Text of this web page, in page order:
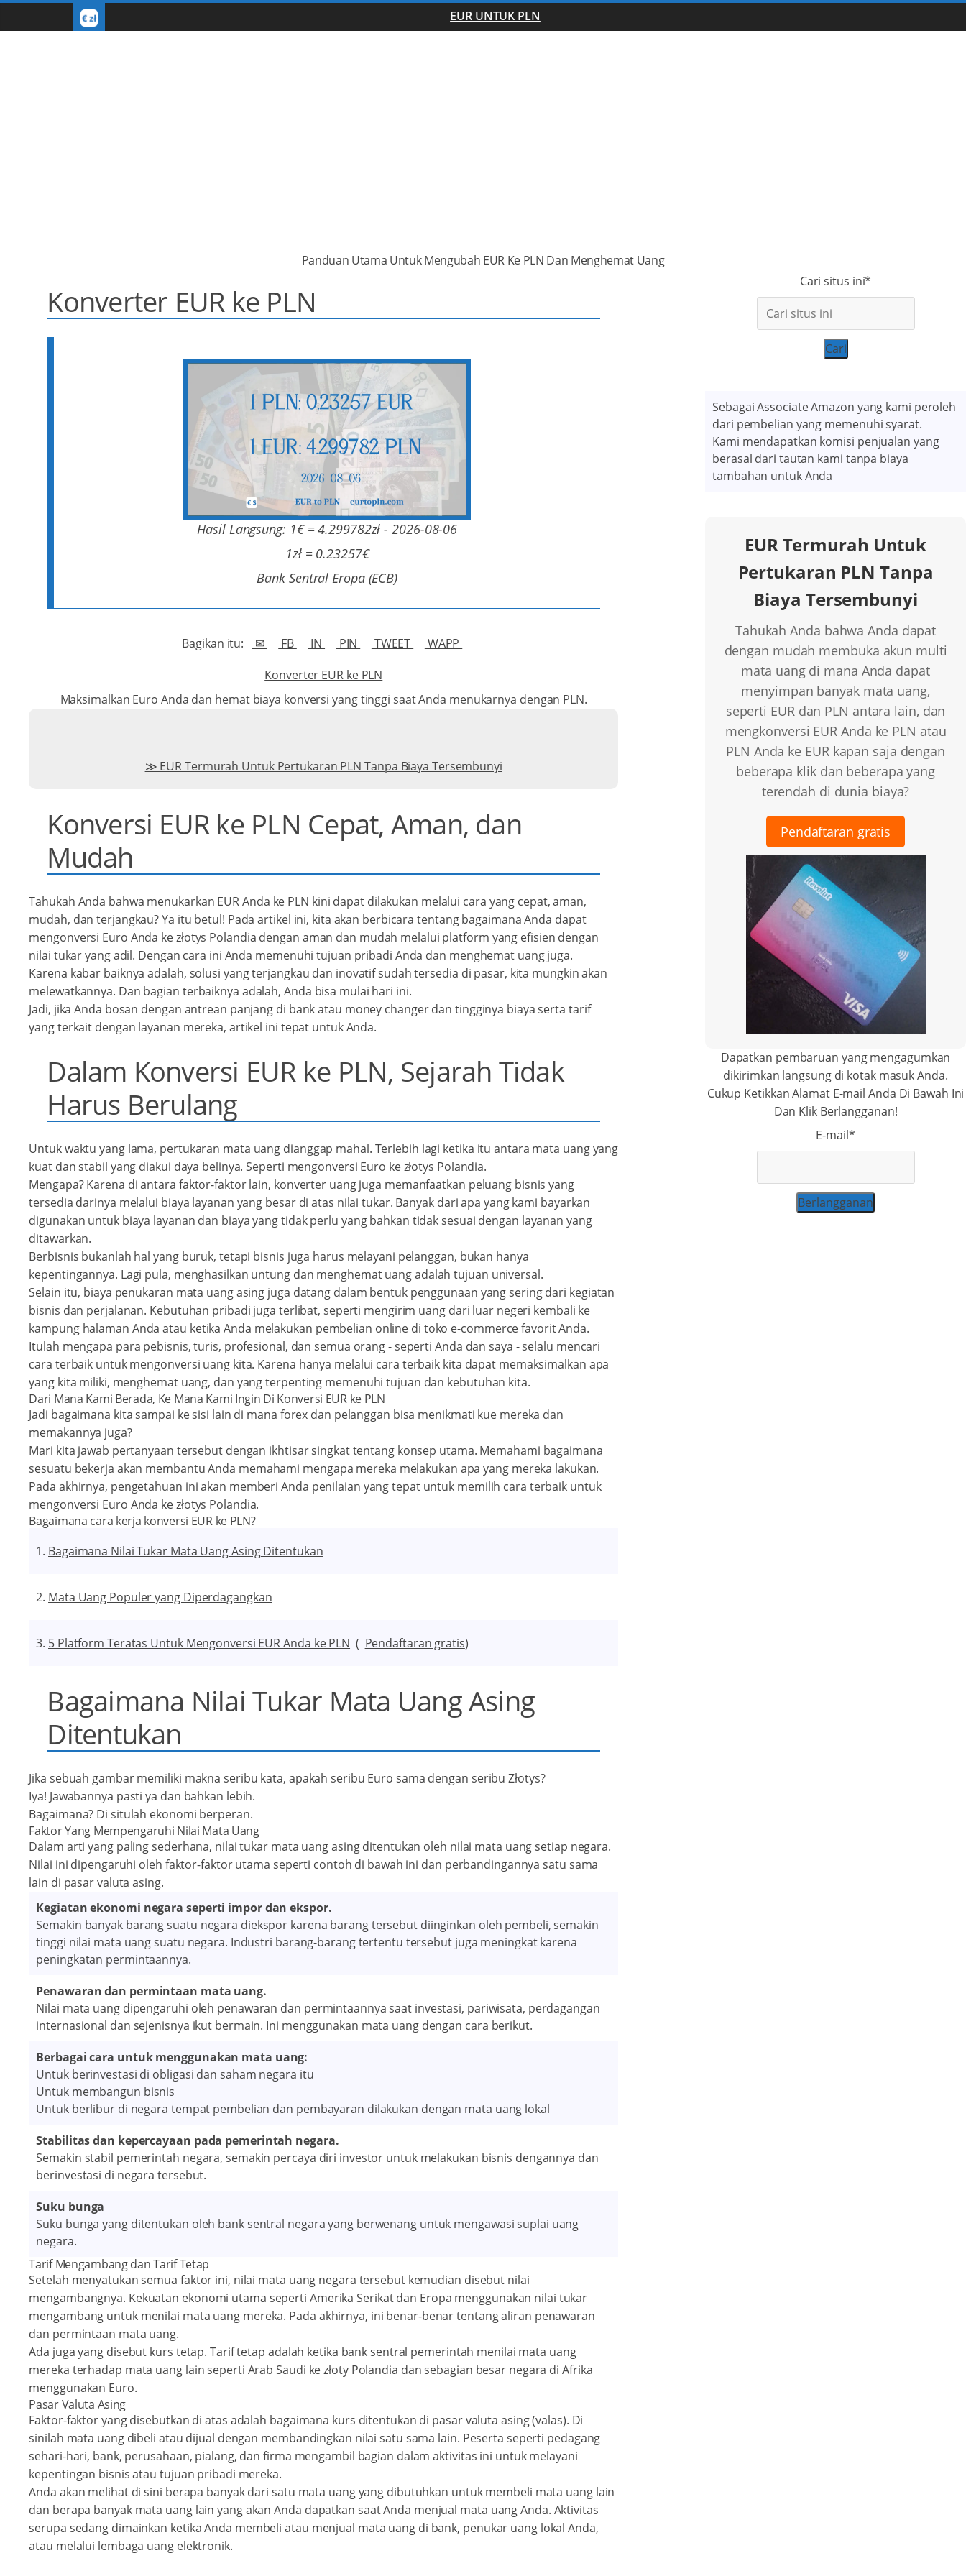
EUR UNTUK PLN
Panduan Utama Untuk Mengubah EUR Ke PLN Dan Menghemat Uang
Konverter EUR ke PLN
Hasil Langsung: 1€ = 4.299782zł - 2026-08-06
1zł = 0.23257€
Bank Sentral Eropa (ECB)
Bagikan itu: ✉ FB IN PIN TWEET
WAPP
Konverter EUR ke PLN
Maksimalkan Euro Anda dan hemat biaya konversi yang tinggi saat Anda menukarnya dengan PLN.
EUR Termurah Untuk Pertukaran PLN Tanpa Biaya Tersembunyi
Konversi EUR ke PLN Cepat, Aman, dan
Mudah
Tahukah Anda bahwa menukarkan EUR Anda ke PLN kini dapat dilakukan melalui cara yang cepat, aman,
mudah, dan terjangkau? Ya itu betul! Pada artikel ini, kita akan berbicara tentang bagaimana Anda dapat
mengonversi Euro Anda ke złotys Polandia dengan aman dan mudah melalui platform yang efisien dengan
nilai tukar yang adil. Dengan cara ini Anda memenuhi tujuan pribadi Anda dan menghemat uang juga.
Karena kabar baiknya adalah, solusi yang terjangkau dan inovatif sudah tersedia di pasar, kita mungkin akan
melewatkannya. Dan bagian terbaiknya adalah, Anda bisa mulai hari ini.
Jadi, jika Anda bosan dengan antrean panjang di bank atau money changer dan tingginya biaya serta tarif
yang terkait dengan layanan mereka, artikel ini tepat untuk Anda.
Dalam Konversi EUR ke PLN, Sejarah Tidak
Harus Berulang
Untuk waktu yang lama, pertukaran mata uang dianggap mahal. Terlebih lagi ketika itu antara mata uang yang
kuat dan stabil yang diakui daya belinya. Seperti mengonversi Euro ke złotys Polandia.
Mengapa? Karena di antara faktor-faktor lain, konverter uang juga memanfaatkan peluang bisnis yang
tersedia darinya melalui biaya layanan yang besar di atas nilai tukar. Banyak dari apa yang kami bayarkan
digunakan untuk biaya layanan dan biaya yang tidak perlu yang bahkan tidak sesuai dengan layanan yang
ditawarkan.
Berbisnis bukanlah hal yang buruk, tetapi bisnis juga harus melayani pelanggan, bukan hanya
kepentingannya. Lagi pula, menghasilkan untung dan menghemat uang adalah tujuan universal.
Selain itu, biaya penukaran mata uang asing juga datang dalam bentuk penggunaan yang sering dari kegiatan
bisnis dan perjalanan. Kebutuhan pribadi juga terlibat, seperti mengirim uang dari luar negeri kembali ke
kampung halaman Anda atau ketika Anda melakukan pembelian online di toko e-commerce favorit Anda.
Itulah mengapa para pebisnis, turis, profesional, dan semua orang - seperti Anda dan saya - selalu mencari
cara terbaik untuk mengonversi uang kita. Karena hanya melalui cara terbaik kita dapat memaksimalkan apa
yang kita miliki, menghemat uang, dan yang terpenting memenuhi tujuan dan kebutuhan kita.
Dari Mana Kami Berada, Ke Mana Kami Ingin Di Konversi EUR ke PLN
Jadi bagaimana kita sampai ke sisi lain di mana forex dan pelanggan bisa menikmati kue mereka dan
memakannya juga?
Mari kita jawab pertanyaan tersebut dengan ikhtisar singkat tentang konsep utama. Memahami bagaimana
sesuatu bekerja akan membantu Anda memahami mengapa mereka melakukan apa yang mereka lakukan.
Pada akhirnya, pengetahuan ini akan memberi Anda penilaian yang tepat untuk memilih cara terbaik untuk
mengonversi Euro Anda ke złotys Polandia.
Bagaimana cara kerja konversi EUR ke PLN?
Bagaimana Nilai Tukar Mata Uang Asing Ditentukan
Mata Uang Populer yang Diperdagangkan
5 Platform Teratas Untuk Mengonversi EUR Anda ke PLN ( Pendaftaran gratis)
Bagaimana Nilai Tukar Mata Uang Asing
Ditentukan
Jika sebuah gambar memiliki makna seribu kata, apakah seribu Euro sama dengan seribu Złotys?
Iya! Jawabannya pasti ya dan bahkan lebih.
Bagaimana? Di situlah ekonomi berperan.
Faktor Yang Mempengaruhi Nilai Mata Uang
Dalam arti yang paling sederhana, nilai tukar mata uang asing ditentukan oleh nilai mata uang setiap negara.
Nilai ini dipengaruhi oleh faktor-faktor utama seperti contoh di bawah ini dan perbandingannya satu sama
lain di pasar valuta asing.
Kegiatan ekonomi negara seperti impor dan ekspor.
Semakin banyak barang suatu negara diekspor karena barang tersebut diinginkan oleh pembeli, semakin
tinggi nilai mata uang suatu negara. Industri barang-barang tertentu tersebut juga meningkat karena
peningkatan permintaannya.
Penawaran dan permintaan mata uang.
Nilai mata uang dipengaruhi oleh penawaran dan permintaannya saat investasi, pariwisata, perdagangan
internasional dan sejenisnya ikut bermain. Ini menggunakan mata uang dengan cara berikut.
Berbagai cara untuk menggunakan mata uang:
Untuk berinvestasi di obligasi dan saham negara itu
Untuk membangun bisnis
Untuk berlibur di negara tempat pembelian dan pembayaran dilakukan dengan mata uang lokal
Stabilitas dan kepercayaan pada pemerintah negara.
Semakin stabil pemerintah negara, semakin percaya diri investor untuk melakukan bisnis dengannya dan
berinvestasi di negara tersebut.
Suku bunga
Suku bunga yang ditentukan oleh bank sentral negara yang berwenang untuk mengawasi suplai uang
negara.
Tarif Mengambang dan Tarif Tetap
Setelah menyatukan semua faktor ini, nilai mata uang negara tersebut kemudian disebut nilai
mengambangnya. Kekuatan ekonomi utama seperti Amerika Serikat dan Eropa menggunakan nilai tukar
mengambang untuk menilai mata uang mereka. Pada akhirnya, ini benar-benar tentang aliran penawaran
dan permintaan mata uang.
Ada juga yang disebut kurs tetap. Tarif tetap adalah ketika bank sentral pemerintah menilai mata uang
mereka terhadap mata uang lain seperti Arab Saudi ke złoty Polandia dan sebagian besar negara di Afrika
menggunakan Euro.
Pasar Valuta Asing
Faktor-faktor yang disebutkan di atas adalah bagaimana kurs ditentukan di pasar valuta asing (valas). Di
sinilah mata uang dibeli atau dijual dengan membandingkan nilai satu sama lain. Peserta seperti pedagang
sehari-hari, bank, perusahaan, pialang, dan firma mengambil bagian dalam aktivitas ini untuk melayani
kepentingan bisnis atau tujuan pribadi mereka.
Anda akan melihat di sini berapa banyak dari satu mata uang yang dibutuhkan untuk membeli mata uang lain
dan berapa banyak mata uang lain yang akan Anda dapatkan saat Anda menjual mata uang Anda. Aktivitas
serupa sedang dimainkan ketika Anda membeli atau menjual mata uang di bank, penukar uang lokal Anda,
atau melalui lembaga uang elektronik.
Cari situs ini*
Cari
Sebagai Associate Amazon yang kami peroleh
dari pembelian yang memenuhi syarat.
Kami mendapatkan komisi penjualan yang
berasal dari tautan kami tanpa biaya
tambahan untuk Anda
EUR Termurah Untuk
Pertukaran PLN Tanpa
Biaya Tersembunyi
Tahukah Anda bahwa Anda dapat
dengan mudah membuka akun multi
mata uang di mana Anda dapat
menyimpan banyak mata uang,
seperti EUR dan PLN antara lain, dan
mengkonversi EUR Anda ke PLN atau
PLN Anda ke EUR kapan saja dengan
beberapa klik dan beberapa yang
terendah di dunia biaya?
Pendaftaran gratis
Dapatkan pembaruan yang mengagumkan
dikirimkan langsung di kotak masuk Anda.
Cukup Ketikkan Alamat E-mail Anda Di Bawah Ini
Dan Klik Berlangganan!
E-mail*
Berlangganan